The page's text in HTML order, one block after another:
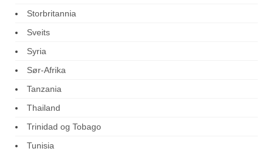
Storbritannia
Sveits
Syria
Sør-Afrika
Tanzania
Thailand
Trinidad og Tobago
Tunisia